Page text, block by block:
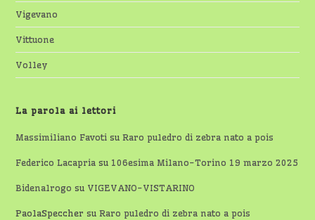
Vigevano
Vittuone
Volley
La parola ai lettori
Massimiliano Favoti suRaro puledro di zebra nato a pois
Federico Lacapria su 106esima Milano-Torino 19 marzo 2025
Bidenalrogo su VIGEVANO-VISTARINO
PaolaSpeccher suRaro puledro di zebra nato a pois